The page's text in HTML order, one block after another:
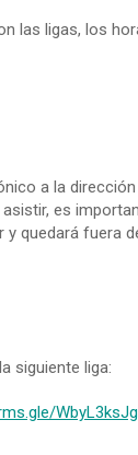
las ligas, los
a la
es
y quedará fuera
siguiente liga: